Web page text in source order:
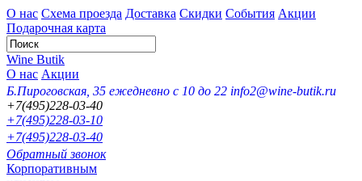
О нас Схема проезда Доставка Скидки События Акции
Подарочная карта
Wine Butik
О нас Акции
Б.Пироговская, 35 ежедневно с 10 до 22 info2@wine-butik.ru
+7(495)228-03-40
+7(495)228-03-10
+7(495)228-03-40
Обратный звонок
Корпоративным